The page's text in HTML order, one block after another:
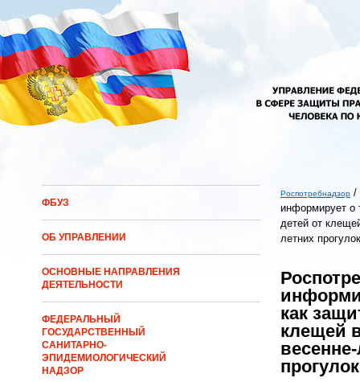
Перейти к основному содержанию
ФБУЗ
ОБ УПРАВЛЕНИИ
ОСНОВНЫЕ НАПРАВЛЕНИЯ
ДЕЯТЕЛЬНОСТИ
ФЕДЕРАЛЬНЫЙ
ГОСУДАРСТВЕННЫЙ
САНИТАРНО-
ЭПИДЕМИОЛОГИЧЕСКИЙ
НАДЗОР
Вы здесь
Роспотребнадзор /
информирует о
детей от
летних прогулок
как
клещей
прогулок